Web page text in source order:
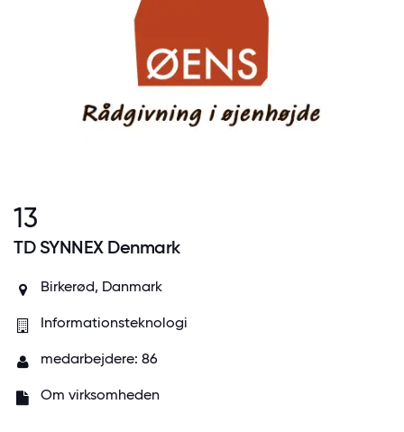
13
TD SYNNEX Denmark
Birkerød, Danmark
Informationsteknologi
medarbejdere: 86
Om virksomheden